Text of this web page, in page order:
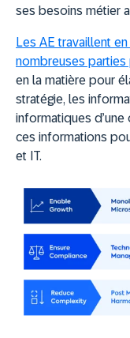
ses besoins métier
Les AE travaillent
nombreuses parties
en la matière pour
stratégie, les
informatiques d’une
ces informations
et IT.